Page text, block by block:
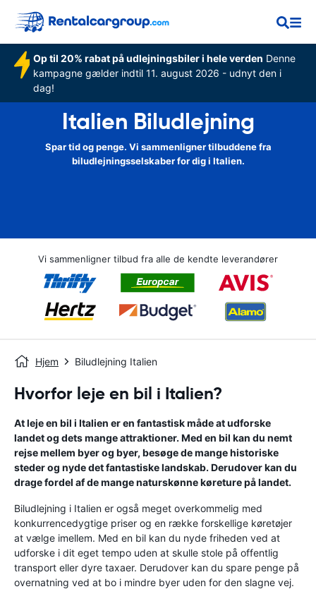
Op til 20% rabat på udlejningsbiler i hele verden Denne
kampagne gælder indtil 11. august 2026 - udnyt den i
dag!
Italien Biludlejning
Spar tid og penge. Vi sammenligner tilbuddene fra
biludlejningsselskaber for dig i Italien.
Vi sammenligner tilbud fra alle de kendte leverandører
Hjem Biludlejning Italien
Hvorfor leje en bil i Italien?
At leje en bil i Italien er en fantastisk måde at udforske
landet og dets mange attraktioner. Med en bil kan du nemt
rejse mellem byer og byer, besøge de mange historiske
steder og nyde det fantastiske landskab. Derudover kan du
drage fordel af de mange naturskønne køreture på landet.
Biludlejning i Italien er også meget overkommelig med
konkurrencedygtige priser og en række forskellige køretøjer
at vælge imellem. Med en bil kan du nyde friheden ved at
udforske i dit eget tempo uden at skulle stole på offentlig
transport eller dyre taxaer. Derudover kan du spare penge på
overnatning ved at bo i mindre byer uden for den slagne vej.